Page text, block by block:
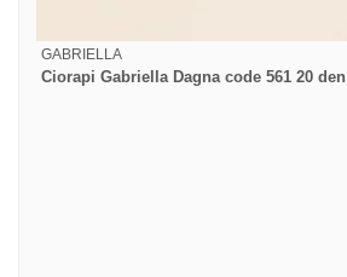
GABRIELLA
Ciorapi Gabriella Dagna code 561 20 den